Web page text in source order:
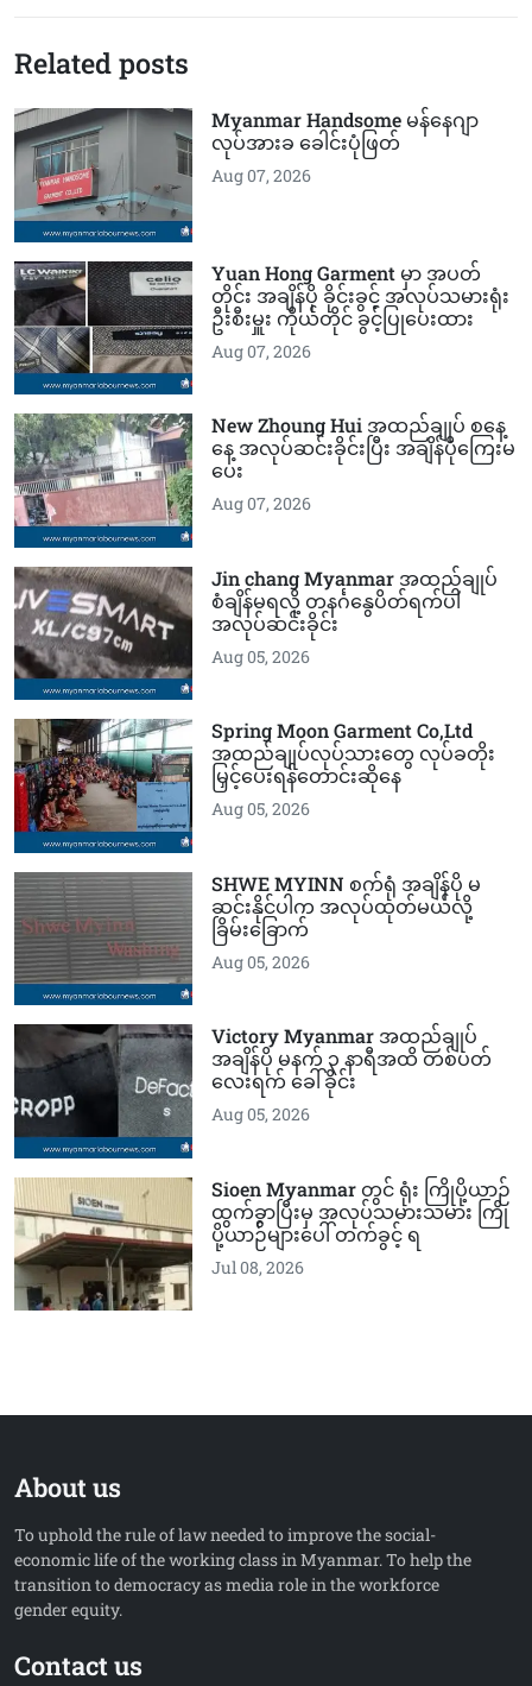
Related posts
Myanmar Handsome မန်နေဂျာ
လုပ်အားခ ခေါင်းပုံဖြတ်
Aug 07, 2026
Yuan Hong Garment မှာ အပတ်
တိုင်း အချိန်ပို ခိုင်းခွင့် အလုပ်သမားရုံး
ဦးစီးမှူး ကိုယ်တိုင် ခွင့်ပြုပေးထား
Aug 07, 2026
New Zhoung Hui အထည်ချုပ် စနေ့
နေ့ အလုပ်ဆင်းခိုင်းပြီး အချိန်ပိုကြေးမ
ပေး
Aug 07, 2026
Jin chang Myanmar အထည်ချုပ်
စံချိန်မရလို့ တနင်္ဂနွေပိတ်ရက်ပါ
အလုပ်ဆင်းခိုင်း
Aug 05, 2026
Spring Moon Garment Co,Ltd
အထည်ချုပ်လုပ်သားတွေ လုပ်ခတိုး
မြှင့်ပေးရန်တောင်းဆိုနေ
Aug 05, 2026
SHWE MYINN စက်ရုံ အချိန်ပို မ
ဆင်းနိုင်ပါက အလုပ်ထုတ်မယ်လို့
ခြိမ်းခြောက်
Aug 05, 2026
Victory Myanmar အထည်ချုပ်
အချိန်ပို မနက် ၃ နာရီအထိ တစ်ပတ်
လေးရက် ခေါ်ခိုင်း
Aug 05, 2026
Sioen Myanmar တွင် ရုံး ကြိုပို့ယာဉ်
ထွက်ခွာပြီးမှ အလုပ်သမားသမား ကြို
ပို့ယာဉ်များပေါ် တက်ခွင့် ရ
Jul 08, 2026
About us
To uphold the rule of law needed to improve the social-
economic life of the working class in Myanmar. To help the
transition to democracy as media role in the workforce
gender equity.
Contact us